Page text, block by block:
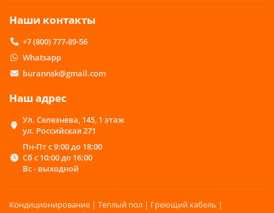
Примерно через 20 минут после включения
Теплоэко) достигает необходимой температуры
и передает тепло в окружающую среду. При
помощи одного такого прибора можно обогреть
зависит от изначальной и желаемой
температуры.
В целях экономии лучше использовать
регулятор температурного режима. По
достижении заданной максимальной
температуры потребление электроэнергии
прекратится, а теплоотдача продолжится.
целесообразно использовать в небольших
Наши контакты
+7 (800) 777-89-56
Whatsapp
burannsk@gmail.com
Наш адрес
Ул. Селезнева, 145, 1 этаж
ул. Российская 271
Пн-Пт с 9:00 до 18:00
Сб с 10:00 до 16:00
Вс - выходной
Кондиционирование | Теплый пол | Греющий кабель |